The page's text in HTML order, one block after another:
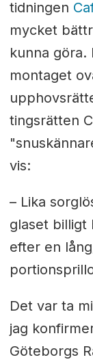
tidningen
mycket
kunna göra.
montaget
tingsrätten
vis:
– Lika
glaset billigt
efter en
Det var ta
jag
Göteborgs